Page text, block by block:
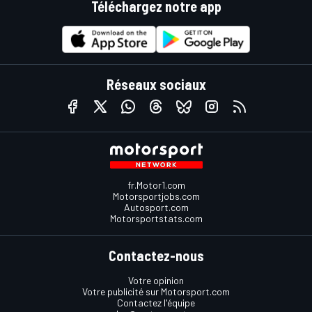
Téléchargez notre app
Réseaux sociaux
fr.Motor1.com
Motorsportjobs.com
Autosport.com
Motorsportstats.com
Contactez-nous
Votre opinion
Votre publicité sur Motorsport.com
Contactez l'équipe